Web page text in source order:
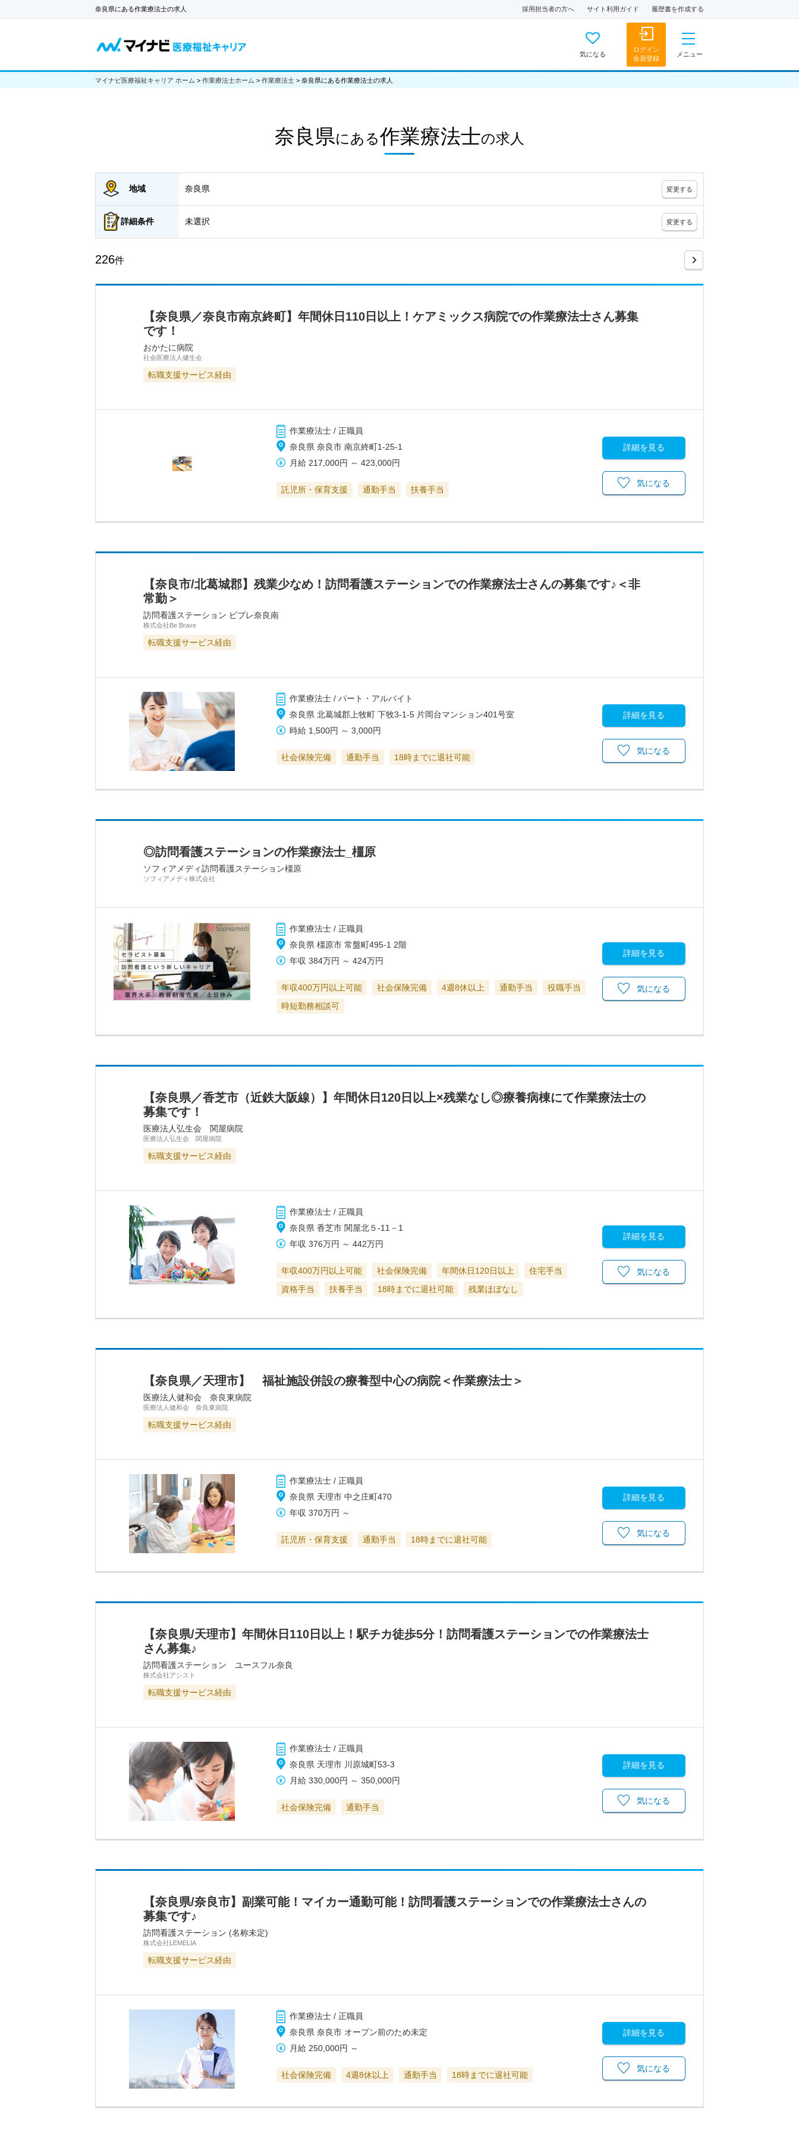
奈良県にある作業療法士の求人 採用担当者の方へ サイト利用ガイド 履歴書を作成する
気になる
ログイン
会員登録
メニュー
マイナビ医療福祉キャリア ホーム > 作業療法士ホーム > 作業療法士 > 奈良県にある作業療法士の求人
奈良県にある作業療法士の求人
地域 奈良県 変更する
詳細条件 未選択 変更する
226件
【奈良県／奈良市南京終町】年間休日110日以上！ケアミックス病院での作業療法士さん募集
です！
おかたに病院
社会医療法人健生会
転職支援サービス経由
作業療法士 / 正職員
奈良県 奈良市 南京終町1-25-1
月給 217,000円 ～423,000円
託児所・保育支援 通勤手当 扶養手当
詳細を見る
気になる
【奈良市/北葛城郡】残業少なめ！訪問看護ステーションでの作業療法士さんの募集です♪＜非
常勤＞
訪問看護ステーション ビブレ奈良南
株式会社Be Brave
転職支援サービス経由
作業療法士 / パート・アルバイト
奈良県 北葛城郡上牧町 下牧3-1-5 片岡台マンション401号室
時給 1,500円 ～3,000円
社会保険完備 通勤手当 18時までに退社可能
詳細を見る
気になる
◎訪問看護ステーションの作業療法士_橿原
ソフィアメディ訪問看護ステーション橿原
ソフィアメディ株式会社
作業療法士 / 正職員
奈良県 橿原市 常盤町495-1 2階
年収 384万円 ～424万円
年収400万円以上可能 社会保険完備 4週8休以上 通勤手当
役職手当
時短勤務相談可
詳細を見る
気になる
【奈良県／香芝市（近鉄大阪線）】年間休日120日以上×残業なし◎療養病棟にて作業療法士の
募集です！
医療法人弘生会 関屋病院
医療法人弘生会 関屋病院
転職支援サービス経由
作業療法士 / 正職員
奈良県 香芝市 関屋北５‐11－1
年収 376万円 ～442万円
年収400万円以上可能 社会保険完備 年間休日120日以上
住宅手当
資格手当
扶養手当 18時までに退社可能 残業ほぼなし
詳細を見る
気になる
【奈良県／天理市】 福祉施設併設の療養型中心の病院＜作業療法士＞
医療法人健和会 奈良東病院
医療法人健和会 奈良東病院
転職支援サービス経由
作業療法士 / 正職員
奈良県 天理市 中之庄町470
年収 370万円 ～
託児所・保育支援 通勤手当 18時までに退社可能
詳細を見る
気になる
【奈良県/天理市】年間休日110日以上！駅チカ徒歩5分！訪問看護ステーションでの作業療法士
さん募集♪
訪問看護ステーション ユースフル奈良
株式会社アシスト
転職支援サービス経由
作業療法士 / 正職員
奈良県 天理市 川原城町53-3
月給 330,000円 ～350,000円
社会保険完備 通勤手当
詳細を見る
気になる
【奈良県/奈良市】副業可能！マイカー通勤可能！訪問看護ステーションでの作業療法士さんの
募集です♪
訪問看護ステーション (名称未定)
株式会社LEMELIA
転職支援サービス経由
作業療法士 / 正職員
奈良県 奈良市 オープン前のため未定
月給 250,000円 ～
社会保険完備 4週8休以上 通勤手当 18時までに退社可能
詳細を見る
気になる